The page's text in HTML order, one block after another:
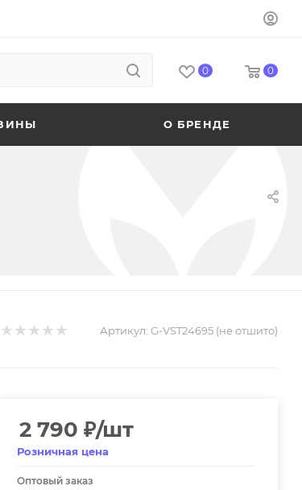
0 0
О БРЕНДЕ
Артикул: G-VST24695 (не отшито)
2 790 ₽/шт
Розничная цена
Оптовый заказ